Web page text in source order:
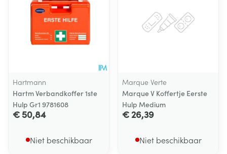
Hartmann
Hartm Verbandkoffer 1ste
Hulp Gr1 9781608
€ 50,84
Niet beschikbaar
Marque Verte
Marque V Koffertje Eerste
Hulp Medium
€ 26,39
Niet beschikbaar